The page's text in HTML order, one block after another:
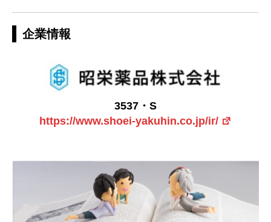
企業情報
3537・S
https://www.shoei-yakuhin.co.jp/ir/